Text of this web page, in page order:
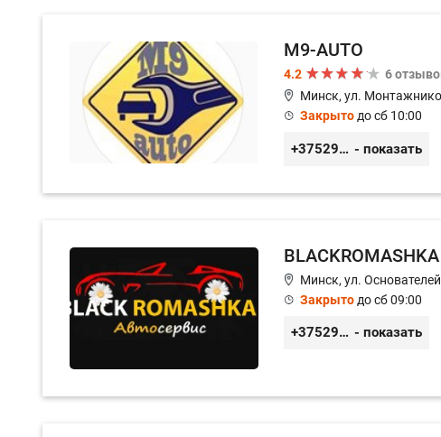
M9-AUTO
4.2
6
Минск, ул.
Закрытодо сб 10:00
+375299395764 - показать
BLACKROMASHKA
Минск, ул.
Закрытодо сб 09:00
+375296651188 - показать